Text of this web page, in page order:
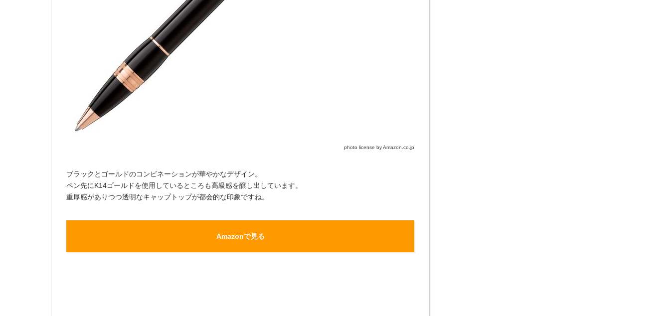
photo license by Amazon.co.jp
ブラックとゴールドのコンビネーションが華やかなデザイン。
ペン先にK14ゴールドを使用しているところも高級感を醸し出しています。
重厚感がありつつ透明なキャップトップが都会的な印象ですね。
Amazonで見る